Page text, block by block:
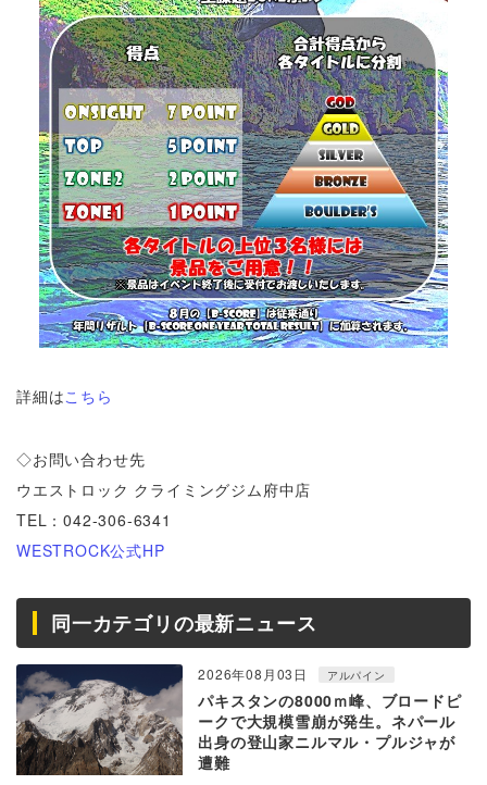
詳細はこちら
◇お問い合わせ先
ウエストロック クライミングジム府中店
TEL：042-306-6341
WESTROCK公式HP
同一カテゴリの最新ニュース
2026年08月03日 アルパイン
パキスタンの8000ｍ峰、ブロードピ
ークで大規模雪崩が発生。ネパール
出身の登山家ニルマル・プルジャが
遭難